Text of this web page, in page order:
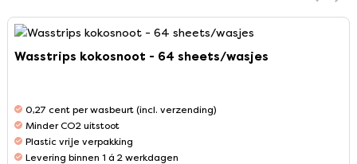
Wasstrips kokosnoot - 64 sheets/wasjes
0,27 cent per wasbeurt (incl. verzending)
Minder CO2 uitstoot
Plastic vrije verpakking
Levering binnen 1 á 2 werkdagen